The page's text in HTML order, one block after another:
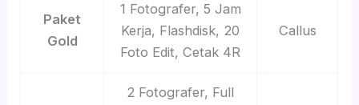
Paket
Gold
1 Fotografer, 5 Jam
Kerja, Flashdisk, 20
Foto Edit, Cetak 4R
Callus
2 Fotografer, Full